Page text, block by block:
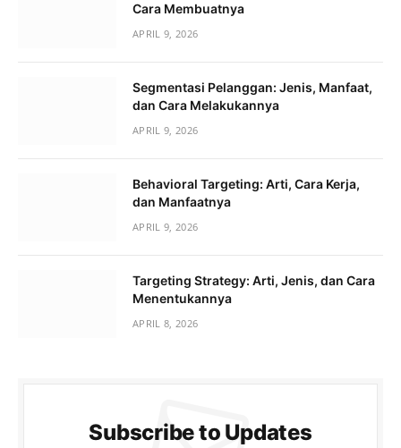
Cara Membuatnya
APRIL 9, 2026
Segmentasi Pelanggan: Jenis, Manfaat,
dan Cara Melakukannya
APRIL 9, 2026
Behavioral Targeting: Arti, Cara Kerja,
dan Manfaatnya
APRIL 9, 2026
Targeting Strategy: Arti, Jenis, dan Cara
Menentukannya
APRIL 8, 2026
Subscribe to Updates